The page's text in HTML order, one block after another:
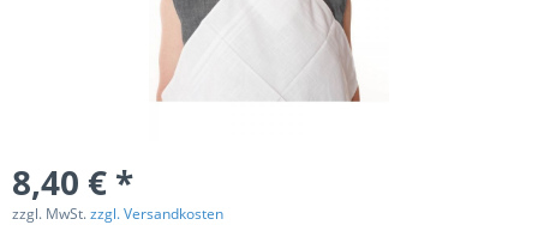
8,40 € *
zzgl. MwSt.zzgl. Versandkosten